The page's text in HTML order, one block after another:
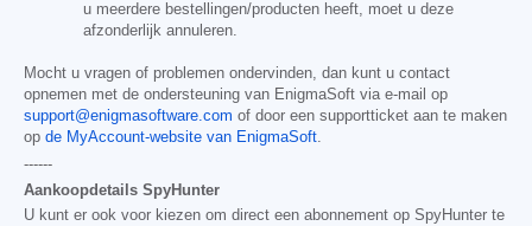
u meerdere bestellingen/producten heeft, moet u deze
afzonderlijk annuleren.
Mocht u vragen of problemen ondervinden, dan kunt u contact
opnemen met de ondersteuning van EnigmaSoft via e-mail op
support@enigmasoftware.com of door een supportticket aan te maken
op de MyAccount-website van EnigmaSoft.
------
Aankoopdetails SpyHunter
U kunt er ook voor kiezen om direct een abonnement op SpyHunter te